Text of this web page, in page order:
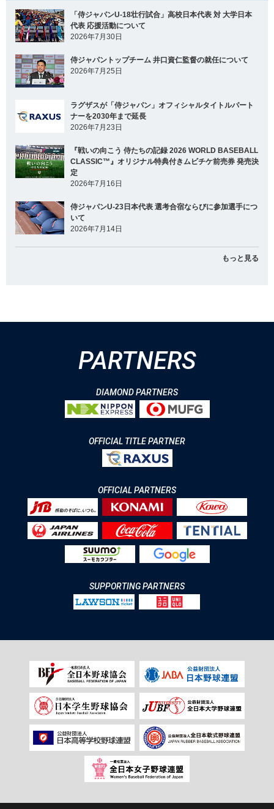
「侍ジャパンU-18壮行試合」高校日本代表 対 大学日本
代表 応援活動について
2026年7月30日
侍ジャパントップチーム 井口資仁監督の就任について
2026年7月25日
ラグザスが「侍ジャパン」オフィシャルタイトルパート
ナーを2030年まで延長
2026年7月23日
『戦いの向こう 侍たちの記録 2026 WORLD BASEBALL
CLASSIC™』オリジナル特典付きムビチケ前売券 発売決
定
2026年7月16日
侍ジャパンU-23日本代表 選考合宿ならびに参加選手につ
いて
2026年7月14日
もっと見る
PARTNERS
DIAMOND PARTNERS
OFFICIAL TITLE PARTNER
OFFICIAL PARTNERS
SUPPORTING PARTNERS